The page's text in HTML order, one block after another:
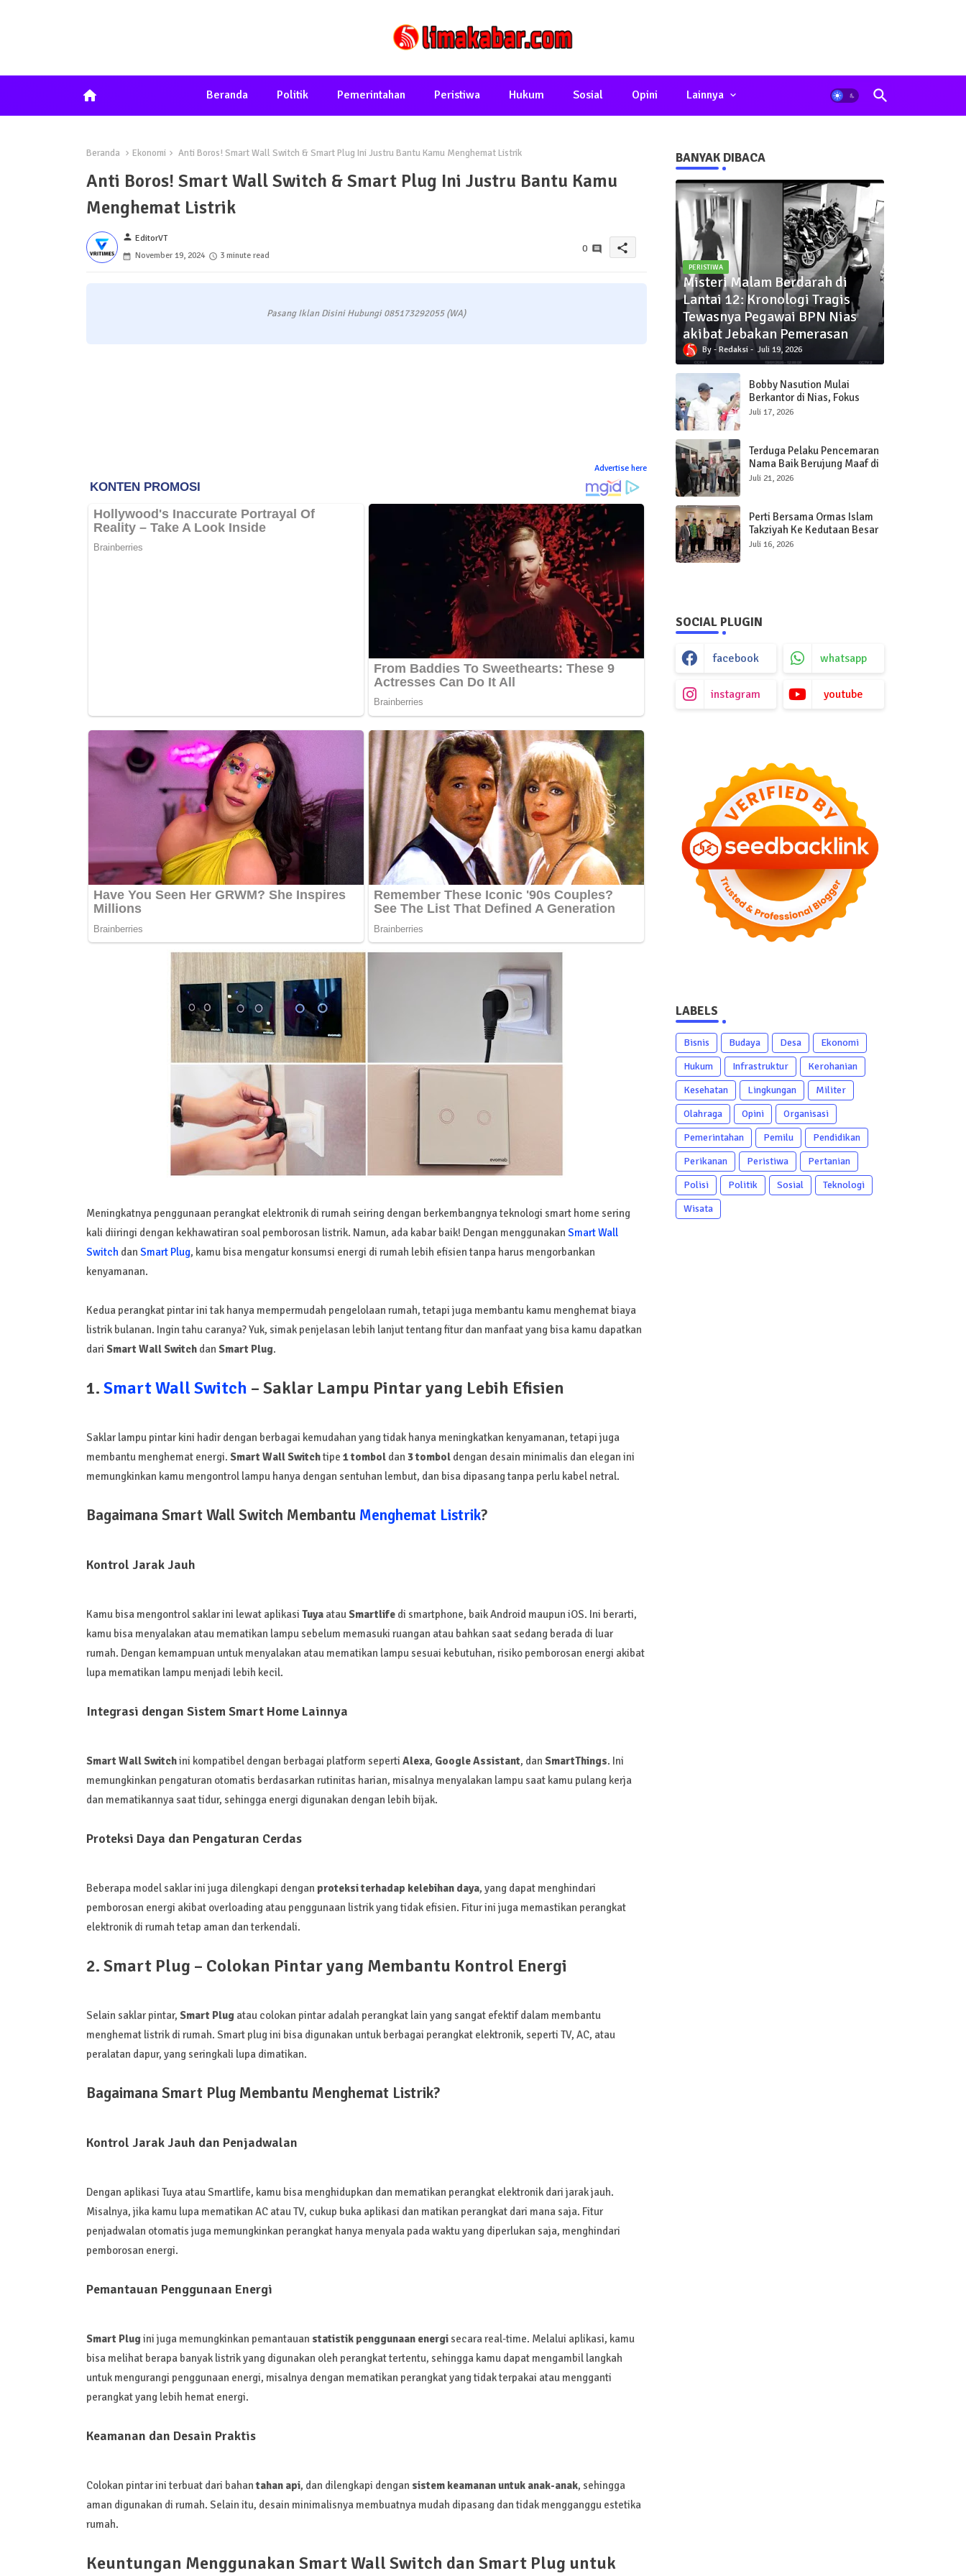
home Beranda Politik Pemerintahan Peristiwa Hukum Sosial Opini Lainnya
Beranda Ekonomi Anti Boros! Smart Wall Switch & Smart Plug Ini Justru Bantu Kamu Menghemat Listrik
Anti Boros! Smart Wall Switch & Smart Plug Ini Justru Bantu Kamu
Menghemat Listrik
person EditorVT
November 19, 2024
3 minute read
0 share
Pasang Iklan Disini Hubungi 085173292055 (WA)
Advertise here
Meningkatnya penggunaan perangkat elektronik di rumah seiring dengan berkembangnya teknologi smart home sering
kali diiringi dengan kekhawatiran soal pemborosan listrik. Namun, ada kabar baik! Dengan menggunakan Smart Wall
Switchdan Smart Plug, kamu bisa mengatur konsumsi energi di rumah lebih efisien tanpa harus mengorbankan
kenyamanan.
Kedua perangkat pintar ini tak hanya mempermudah pengelolaan rumah, tetapi juga membantu kamu menghemat biaya
listrik bulanan. Ingin tahu caranya? Yuk, simak penjelasan lebih lanjut tentang fitur dan manfaat yang bisa kamu dapatkan
dari Smart Wall Switchdan Smart Plug.
1. Smart Wall Switch – Saklar Lampu Pintar yang Lebih Efisien
Saklar lampu pintar kini hadir dengan berbagai kemudahan yang tidak hanya meningkatkan kenyamanan, tetapi juga
membantu menghemat energi. Smart Wall Switchtipe 1 tombol dan 3 tombol dengan desain minimalis dan elegan ini
memungkinkan kamu mengontrol lampu hanya dengan sentuhan lembut, dan bisa dipasang tanpa perlu kabel netral.
Bagaimana Smart Wall Switch Membantu Menghemat Listrik?
Kontrol Jarak Jauh
Kamu bisa mengontrol saklar ini lewat aplikasi TuyaatauSmartlife di smartphone, baik Android maupun iOS. Ini berarti,
kamu bisa menyalakan atau mematikan lampu sebelum memasuki ruangan atau bahkan saat sedang berada di luar
rumah. Dengan kemampuan untuk menyalakan atau mematikan lampu sesuai kebutuhan, risiko pemborosan energi akibat
lupa mematikan lampu menjadi lebih kecil.
Integrasi dengan Sistem Smart Home Lainnya
Smart Wall Switchini kompatibel dengan berbagai platform seperti Alexa, Google Assistant, dan SmartThings. Ini
memungkinkan pengaturan otomatis berdasarkan rutinitas harian, misalnya menyalakan lampu saat kamu pulang kerja
dan mematikannya saat tidur, sehingga energi digunakan dengan lebih bijak.
Proteksi Daya dan Pengaturan Cerdas
Beberapa model saklar ini juga dilengkapi dengan proteksi terhadap kelebihan daya, yang dapat menghindari
pemborosan energi akibat overloading atau penggunaan listrik yang tidak efisien. Fitur ini juga memastikan perangkat
elektronik di rumah tetap aman dan terkendali.
2. Smart Plug – Colokan Pintar yang Membantu Kontrol Energi
Selain saklar pintar, Smart Plugatau colokan pintar adalah perangkat lain yang sangat efektif dalam membantu
menghemat listrik di rumah. Smart plug ini bisa digunakan untuk berbagai perangkat elektronik, seperti TV, AC, atau
peralatan dapur, yang seringkali lupa dimatikan.
Bagaimana Smart Plug Membantu Menghemat Listrik?
Kontrol Jarak Jauh dan Penjadwalan
Dengan aplikasi Tuya atau Smartlife, kamu bisa menghidupkan dan mematikan perangkat elektronik dari jarak jauh.
Misalnya, jika kamu lupa mematikan AC atau TV, cukup buka aplikasi dan matikan perangkat dari mana saja. Fitur
penjadwalan otomatis juga memungkinkan perangkat hanya menyala pada waktu yang diperlukan saja, menghindari
pemborosan energi.
Pemantauan Penggunaan Energi
Smart Plugini juga memungkinkan pemantauan statistik penggunaan energisecara real-time. Melalui aplikasi, kamu
bisa melihat berapa banyak listrik yang digunakan oleh perangkat tertentu, sehingga kamu dapat mengambil langkah
untuk mengurangi penggunaan energi, misalnya dengan mematikan perangkat yang tidak terpakai atau mengganti
perangkat yang lebih hemat energi.
Keamanan dan Desain Praktis
Colokan pintar ini terbuat dari bahantahan api, dan dilengkapi dengan sistem keamanan untuk anak-anak, sehingga
aman digunakan di rumah. Selain itu, desain minimalisnya membuatnya mudah dipasang dan tidak mengganggu estetika
rumah.
Keuntungan Menggunakan Smart Wall Switch dan Smart Plug untuk
BANYAK DIBACA
PERISTIWA
Misteri Malam Berdarah di
Lantai 12: Kronologi Tragis
Tewasnya Pegawai BPN Nias
akibat Jebakan Pemerasan
Redaksi Juli 19, 2026
Bobby Nasution Mulai
Berkantor di Nias, Fokus
Percepat Pembangunan
Juli 17, 2026
Terduga Pelaku Pencemaran
Nama Baik Berujung Maaf di
Polres Sibolga
Juli 21, 2026
Perti Bersama Ormas Islam
Takziyah Ke Kedutaan Besar
Qatar
Juli 16, 2026
SOCIAL PLUGIN
facebook whatsapp
instagram youtube
LABELS
Bisnis Budaya Desa
Ekonomi
Hukum
Infrastruktur
Kerohanian
Kesehatan
Lingkungan
Militer
Olahraga
Opini
Organisasi
Pemerintahan
Pemilu
Pendidikan
Perikanan
Peristiwa
Pertanian
Polisi
Politik Sosial
Teknologi
Wisata